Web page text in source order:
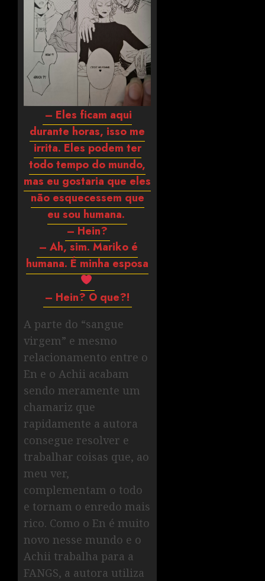
– Eles ficam aqui
durante horas, isso me
irrita. Eles podem ter
todo tempo do mundo,
mas eu gostaria que eles
não esquecessem que
eu sou humana.
– Hein?
– Ah, sim. Mariko é
humana. É minha esposa
– Hein? O que?!
A parte do “sangue
virgem” e mesmo
relacionamento entre o
En e o Achii acabam
sendo meramente um
chamariz que
rapidamente a autora
consegue resolver e
trabalhar coisas que, ao
meu ver,
complementam o todo
e tornam o enredo mais
rico. Como o En é muito
novo nesse mundo e o
Achii trabalha para a
FANGS, a autora utiliza